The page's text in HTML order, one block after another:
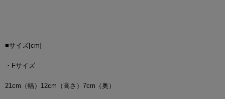
■サイズ[cm]
・Fサイズ
21cm（幅）12cm（高さ）7cm（奥）